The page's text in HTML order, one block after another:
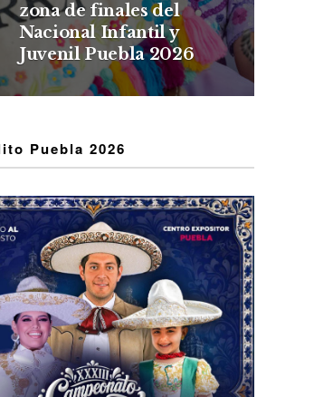
zona de finales del
Nacional Infantil y
Juvenil Puebla 2026
Puebla 2026